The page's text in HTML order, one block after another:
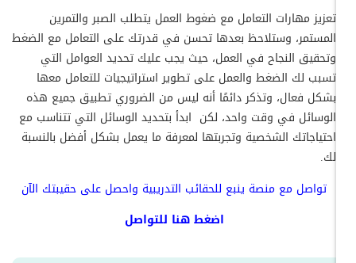
تعزيز مهارات التعامل مع ضغوط العمل يتطلب الصبر والتمرين
المستمر، وستلاحظ بعدها تحسن في قدرتك على التعامل مع الضغط
وتحقيق النجاح في العمل، حيث يجب عليك تحديد العوامل التي
تسبب لك الضغط والعمل على تطوير استراتيجيات للتعامل معها
بشكل فعال، وتذكر دائمًا أنه ليس من الضروري تطبيق جميع هذه
الوسائل في وقت واحد، لكن ابدأ بتحديد الوسائل التي تتناسب مع
احتياجاتك الشخصية وتجربتها لمعرفة ما يعمل بشكل أفضل بالنسبة
تواصل مع منصة ينبع للحقائب التدريبية واحصل على حقيبتك الآن
اضغطهنا للتواصل